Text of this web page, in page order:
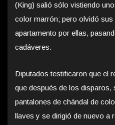
(King) salió sólo vistiendo
color marrón; pero olvidó sus
apartamento por ellas,
cadáveres.
Diputados testificaron que el
que después de los disparos,
pantalones de chándal de
llaves y se dirigió de nuevo a